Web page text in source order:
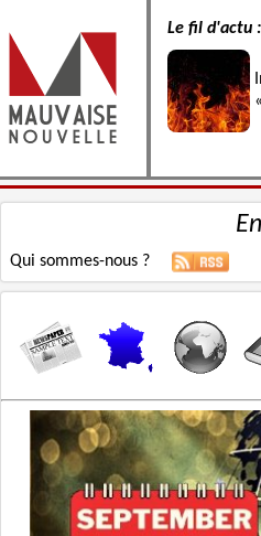
Le fil d'actu :
Qui sommes-nous ?